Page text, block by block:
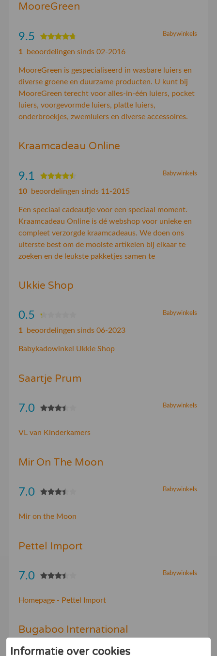
MooreGreen
Babywinkels
9.5
1 beoordelingen sinds 02-2016
MooreGreen is gespecialiseerd in wasbare luiers en
diverse groene en duurzame producten. U kunt bij
MooreGreen terecht voor alles-in-één luiers, pocket
luiers, voorgevormde luiers, platte luiers,
onderbroekjes, zwemluiers en diverse accessoires.
Kraamcadeau Online
Babywinkels
9.1
10beoordelingen sinds 11-2015
Een speciaal cadeautje voor een speciaal moment.
Kraamcadeau Online is dé webshop voor unieke en
compleet verzorgde kraamcadeaus. We doen ons
uiterste best om de mooiste artikelen bij elkaar te
zoeken en de leukste pakketjes samen te
Ukkie Shop
Babywinkels
0.5
1beoordelingen sinds 06-2023
Babykadowinkel Ukkie Shop
Saartje Prum
Babywinkels
7.0
VL van Kinderkamers
Mir On The Moon
Babywinkels
7.0
Mir on the Moon
Pettel Import
Babywinkels
7.0
Homepage - Pettel Import
Bugaboo International
Informatie over cookies